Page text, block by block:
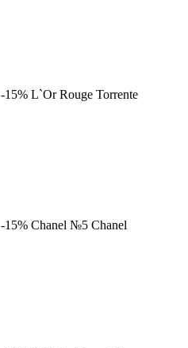
-15% L`Or Rouge Torrente
-15% Chanel №5 Chanel